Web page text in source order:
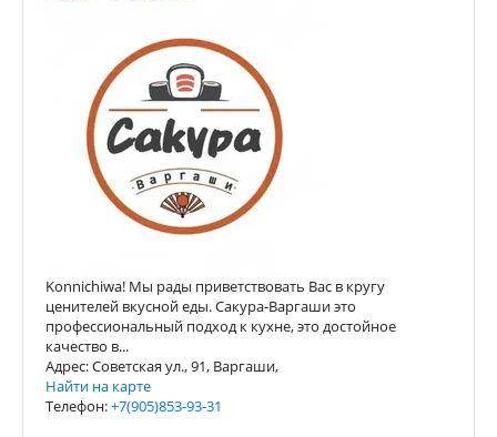
Konnichiwa! Мы рады приветствовать Вас в кругу
ценителей вкусной еды. Сакура-Варгаши это
профессиональный подход к кухне, это достойное
качество в...
Адрес: Советская ул., 91, Варгаши,
Найти на карте
Телефон:+7(905)853-93-31